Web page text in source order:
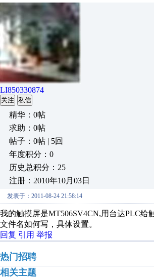
LI850330874
关注 私信
精华：0帖
求助：0帖
帖子：0帖 | 5回
年度积分：0
历史总积分：25
注册：2010年10月03日
发表于：2011-08-24 21:58:14
我的触摸屏是MT506SV4CN,用台达PLC
文件名如何写，具体设置。
回复 引用 举报
热门招聘
相关主题